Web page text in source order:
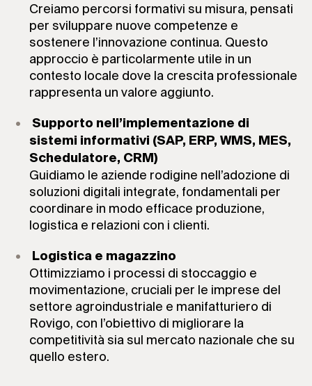
Creiamo percorsi formativi su misura, pensati
per sviluppare nuove competenze e
sostenere l’innovazione continua. Questo
approccio è particolarmente utile in un
contesto locale dove la crescita professionale
rappresenta un valore aggiunto.
Supporto nell’implementazione di
sistemi informativi (SAP, ERP, WMS, MES,
Schedulatore, CRM)
Guidiamo le aziende rodigine nell’adozione di
soluzioni digitali integrate, fondamentali per
coordinare in modo efficace produzione,
logistica e relazioni con i clienti.
Logistica e magazzino
Ottimizziamo i processi di stoccaggio e
movimentazione, cruciali per le imprese del
settore agroindustriale e manifatturiero di
Rovigo, con l’obiettivo di migliorare la
competitività sia sul mercato nazionale che su
quello estero.